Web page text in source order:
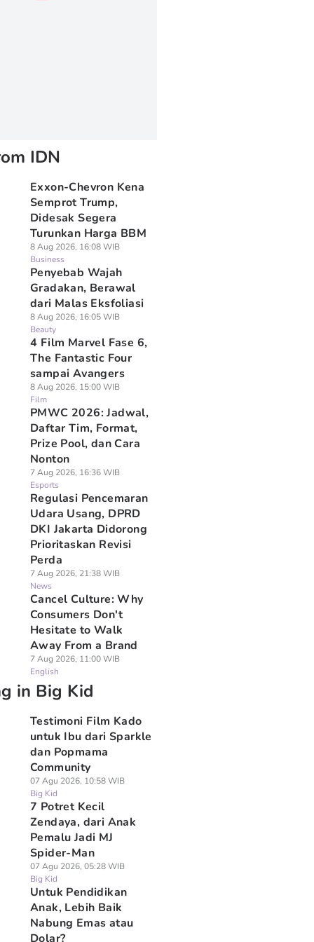
IDN
Exxon-Chevron Kena
Semprot Trump,
Didesak Segera
Turunkan Harga BBM
8 Aug 2026, 16:08 WIB
Business
Penyebab Wajah
Gradakan, Berawal
dari Malas Eksfoliasi
8 Aug 2026, 16:05 WIB
Beauty
4 Film Marvel Fase 6,
The Fantastic Four
sampai Avangers
8 Aug 2026, 15:00 WIB
Film
PMWC 2026: Jadwal,
Daftar Tim, Format,
Prize Pool, dan Cara
Nonton
7 Aug 2026, 16:36 WIB
Esports
Regulasi Pencemaran
Udara Usang, DPRD
DKI Jakarta Didorong
Prioritaskan Revisi
Perda
7 Aug 2026, 21:38 WIB
News
Cancel Culture: Why
Consumers Don't
Hesitate to Walk
Away From a Brand
7 Aug 2026, 11:00 WIB
English
in Big Kid
Testimoni Film Kado
untuk Ibu dari Sparkle
dan Popmama
Community
07 Agu 2026, 10:58 WIB
Big Kid
7 Potret Kecil
Zendaya, dari Anak
Pemalu Jadi MJ
Spider-Man
07 Agu 2026, 05:28 WIB
Big Kid
Untuk Pendidikan
Anak, Lebih Baik
Nabung Emas atau
Dolar?